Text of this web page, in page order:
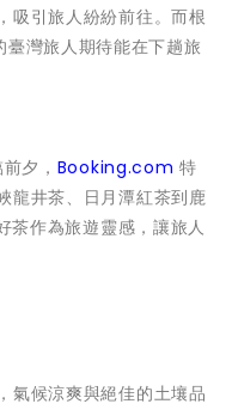
吸引旅人紛紛前往。而根
臺灣旅人期待能在下趟旅
夕， Booking.com 特
龍井茶、日月潭紅茶到鹿
作為旅遊靈感，讓旅人
氣候涼爽與絕佳的土壤品